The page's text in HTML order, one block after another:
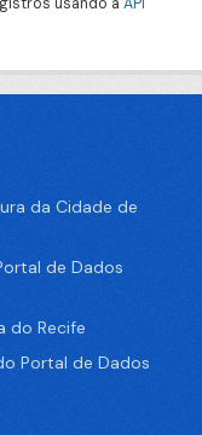
da Cidade de
de Dados
do Recife
Portal de Dados